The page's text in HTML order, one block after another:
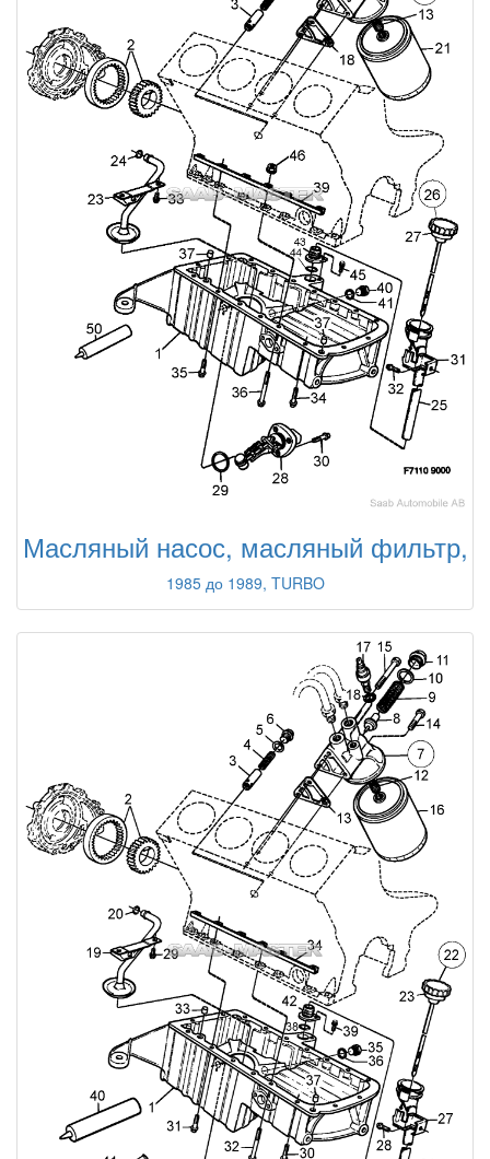
Масляный насос, масляный фильтр,
1985 до 1989, TURBO